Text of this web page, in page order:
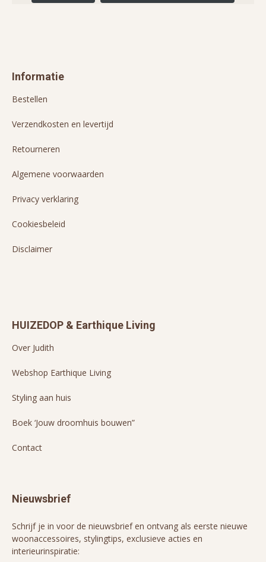
Informatie
Bestellen
Verzendkosten en levertijd
Retourneren
Algemene voorwaarden
Privacy verklaring
Cookiesbeleid
Disclaimer
HUIZEDOP & Earthique Living
Over Judith
Webshop Earthique Living
Styling aan huis
Boek ‘Jouw droomhuis bouwen”
Contact
Nieuwsbrief
Schrijf je in voor de nieuwsbrief en ontvang als eerste nieuwe
woonaccessoires, stylingtips, exclusieve acties en
interieurinspiratie: